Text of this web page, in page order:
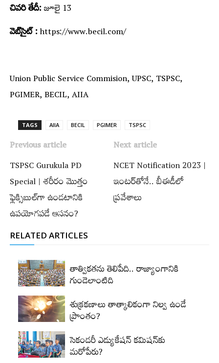
చివరి తేదీ:జూలై 13
వెబ్‌సైట్ :https://www.becil.com/
Union Public Service Commision, UPSC, TSPSC,
PGIMER, BECIL, AIIA
TAGS AIIA BECIL PGIMER TSPSC
Previous article
TSPSC Gurukula PD
Special | శరీరం మొత్తం
ఫ్లెక్సిబుల్‌గా ఉండటానికి
ఉపయోగపడే ఆసనం?
Next article
NCET Notification 2023 |
ఇంటర్‌తోనే.. బీఈడీలో
ప్రవేశాలు
RELATED ARTICLES
తాత్వికతను తెలిపేది.. రాజ్యాంగానికి
గుండెలాంటిది
శుక్రకణాలు తాత్కాలికంగా నిల్వ ఉండే
ప్రాంతం?
సెకండరీ ఎడ్యుకేషన్‌ కమిషన్‌కు
మరోపేరు?